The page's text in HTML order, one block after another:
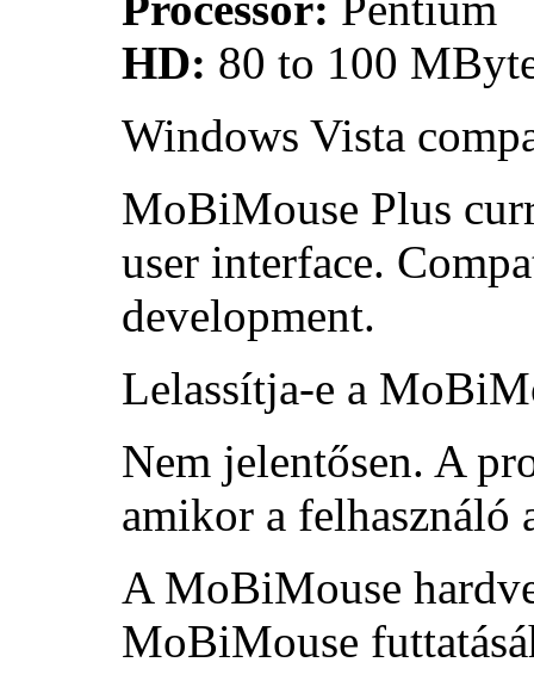
HD: 80 to 100
Windows Vista
MoBiMouse Plus
user interface.
development.
Lelassítja-e a
Nem jelentősen. A
amikor a felhasználó
A MoBiMouse
MoBiMouse